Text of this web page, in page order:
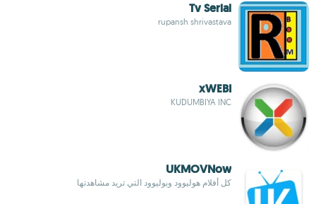
Tv Serial
rupansh shrivastava
xWEBI
KUDUMBIYA INC
UKMOVNow
كل أفلام هوليوود وبوليوود التي تريد مشاهدتها